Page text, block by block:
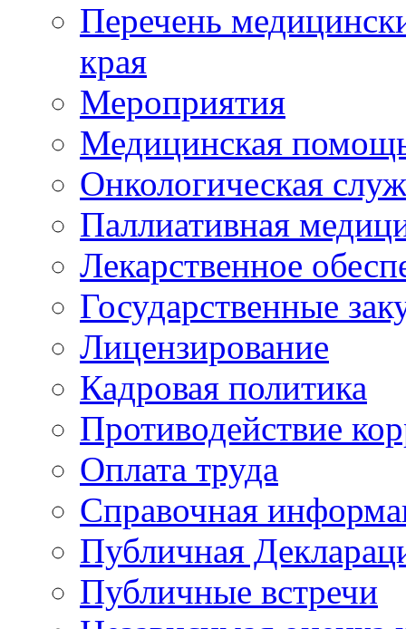
Перечень
края
Мероприятия
Медицинская
Онкологическая
Паллиативная
Лекарственное
Государственные
Лицензирование
Кадровая политика
Противодействие
Оплата труда
Справочная
Публичная
Публичные встречи